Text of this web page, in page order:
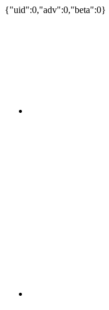
{"uid":0,"adv":0,"beta":0}